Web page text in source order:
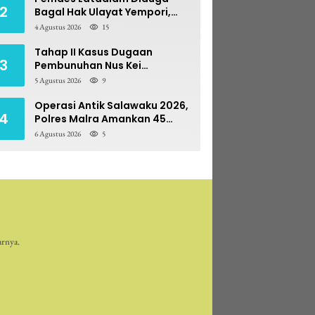
2
Bagal Hak Ulayat Yempori,
Prona BPN Terseret Bara
4 Agustus 2026 15
3
Tahap II Kasus Dugaan
Pembunuhan Nus Kei
Dilimpahkan ke PN Ambon
5 Agustus 2026 9
4
Operasi Antik Salawaku 2026,
Polres Malra Amankan 45
Liter Sopi
6 Agustus 2026 5